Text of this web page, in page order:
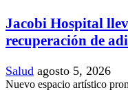
Jacobi Hospital
recuperación de
Salud agosto 5, 2026
Nuevo espacio artístico